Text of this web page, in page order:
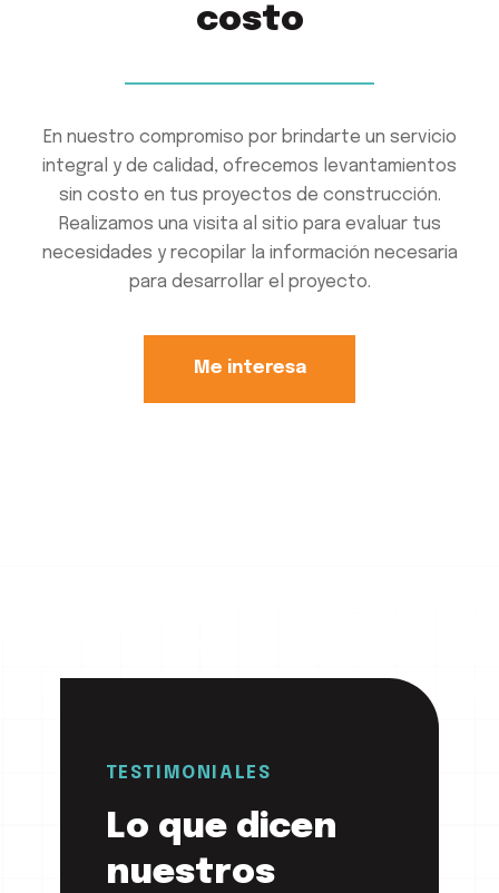
costo
En nuestro compromiso por brindarte un servicio
integral y de calidad, ofrecemos levantamientos
sin costo en tus proyectos de construcción.
Realizamos una visita al sitio para evaluar tus
necesidades y recopilar la información necesaria
para desarrollar el proyecto.
Me interesa
TESTIMONIALES
Lo que dicen
nuestros